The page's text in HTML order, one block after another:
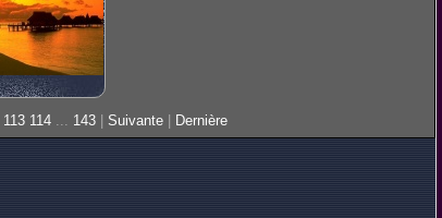
113 114 ... 143 Suivante Dernière